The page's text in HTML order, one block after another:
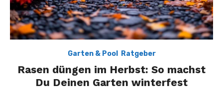
Garten & Pool Ratgeber
Rasen düngen im Herbst: So machst
Du Deinen Garten winterfest